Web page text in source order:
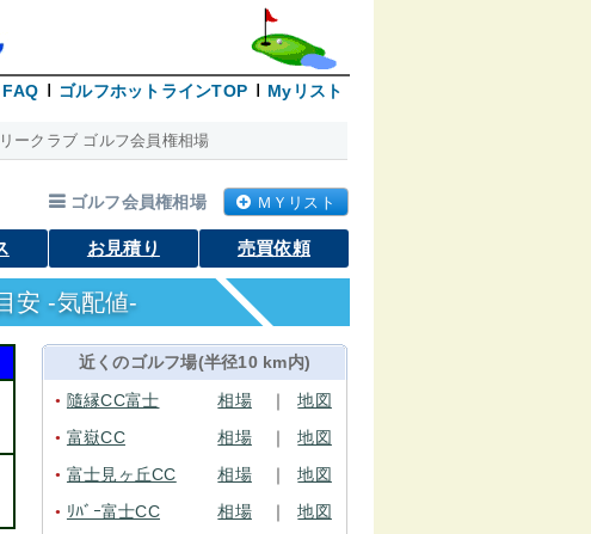
ゴルフホットラインTOP Myリスト
ークラブ ゴルフ会員権相場
ゴルフ会員権相場 ＭＹリスト
お見積り 売買依頼
安 -気配値-
近くのゴルフ場(半径10 km内)
● 隨縁CC富士 相場 ｜ 地図
● 富嶽CC 相場 ｜ 地図
● 富士見ヶ丘CC 相場 ｜ 地図
● ﾘﾊﾞｰ富士CC 相場 ｜ 地図